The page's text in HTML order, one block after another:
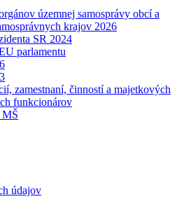
územnej samosprávy obcí a
krajov 2026
SR 2024
parlamentu
zamestnaní, činností a majetkových
funkcionárov
MŠ
údajov